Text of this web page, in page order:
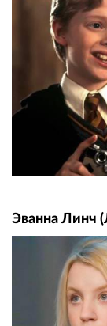
Эванна Линч